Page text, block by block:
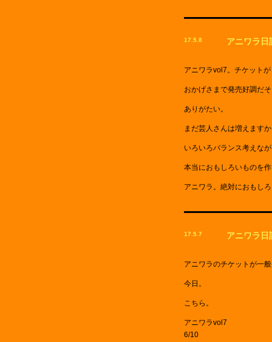
17.5.8 アニワラ日
アニワラvol7。チケット
おかげさまで発売好調だ
ありがたい。
まだ芸人さんは増えます
いろいろバランス考えな
本当におもしろいものを
アニワラ。絶対におもし
17.5.7 アニワラ日
アニワラのチケットが一
今日。
こちら。
アニワラvol7
6/10